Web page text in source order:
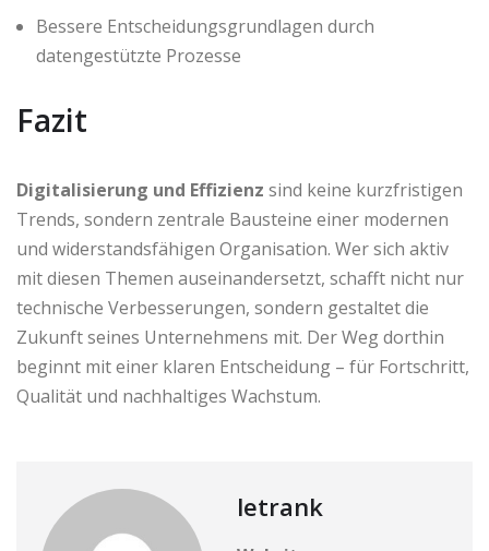
Bessere Entscheidungsgrundlagen durch
datengestützte Prozesse
Fazit
Digitalisierung und Effizienz sind keine kurzfristigen
Trends, sondern zentrale Bausteine einer modernen
und widerstandsfähigen Organisation. Wer sich aktiv
mit diesen Themen auseinandersetzt, schafft nicht nur
technische Verbesserungen, sondern gestaltet die
Zukunft seines Unternehmens mit. Der Weg dorthin
beginnt mit einer klaren Entscheidung – für Fortschritt,
Qualität und nachhaltiges Wachstum.
letrank